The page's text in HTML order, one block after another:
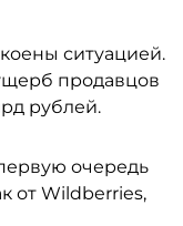
ситуацией.
продавцов
рублей.
очередь
от Wildberries,